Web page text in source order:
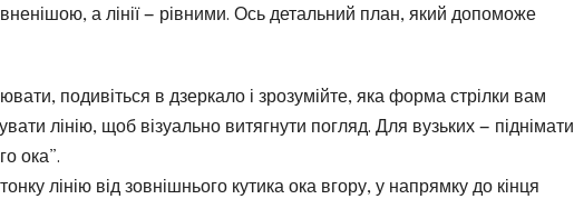
а лінії — рівними. Ось детальний план, який допоможе
подивіться в дзеркало і зрозумійте, яка форма стрілки вам
лінію, щоб візуально витягнути погляд. Для вузьких — піднімати
ока”.
лінію від зовнішнього кутика ока вгору, у напрямку до кінця